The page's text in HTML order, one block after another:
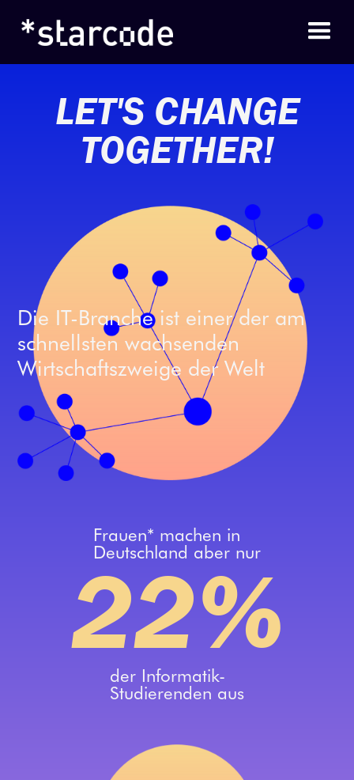
LET'S CHANGE
TOGETHER!
Die IT-Branche ist einer der am
schnellsten wachsenden
Wirtschaftszweige der Welt
Frauen* machen in
Deutschland aber nur
22%
der Informatik-
Studierenden aus